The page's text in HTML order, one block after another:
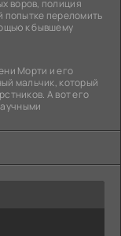
воров, полиция
попытке переломить
к бывшему
Морти и его
мальчик, который
А вот его